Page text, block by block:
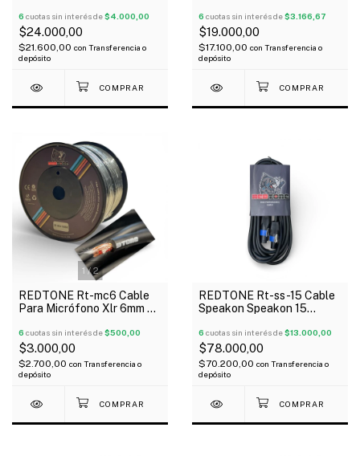
6 cuotas sin interés de$4.000,00
$24.000,00
$21.600,00 con Transferencia o
depósito
6 cuotas sin interés de$3.166,67
$19.000,00
$17.100,00 con Transferencia o
depósito
1/2
REDTONE Rt-mc6 Cable
Para Micrófono Xlr 6mm x
6 cuotas sin interés de$500,00
$3.000,00
$2.700,00 con Transferencia o
depósito
REDTONE Rt-ss-15 Cable
Speakon Speakon 15
6 cuotas sin interés de$13.000,00
$78.000,00
$70.200,00 con Transferencia o
depósito